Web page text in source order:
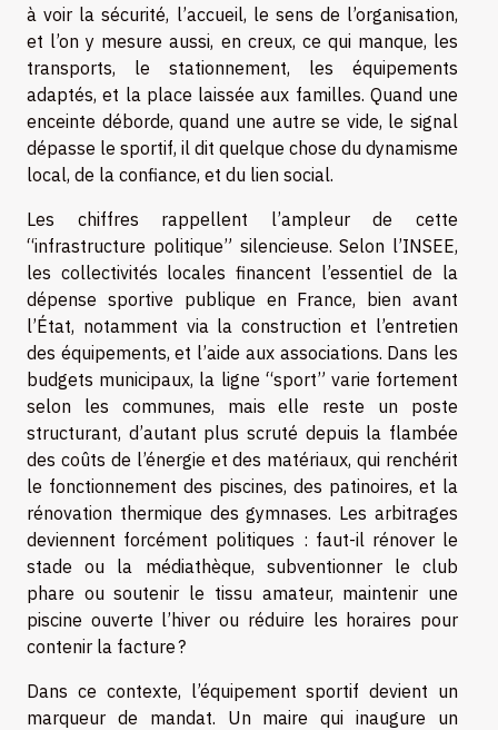
à voir la sécurité, l’accueil, le sens de l’organisation,
et l’on y mesure aussi, en creux, ce qui manque, les
transports, le stationnement, les équipements
adaptés, et la place laissée aux familles. Quand une
enceinte déborde, quand une autre se vide, le signal
dépasse le sportif, il dit quelque chose du dynamisme
local, de la confiance, et du lien social.
Les chiffres rappellent l’ampleur de cette
“infrastructure politique” silencieuse. Selon l’INSEE,
les collectivités locales financent l’essentiel de la
dépense sportive publique en France, bien avant
l’État, notamment via la construction et l’entretien
des équipements, et l’aide aux associations. Dans les
budgets municipaux, la ligne “sport” varie fortement
selon les communes, mais elle reste un poste
structurant, d’autant plus scruté depuis la flambée
des coûts de l’énergie et des matériaux, qui renchérit
le fonctionnement des piscines, des patinoires, et la
rénovation thermique des gymnases. Les arbitrages
deviennent forcément politiques : faut-il rénover le
stade ou la médiathèque, subventionner le club
phare ou soutenir le tissu amateur, maintenir une
piscine ouverte l’hiver ou réduire les horaires pour
contenir la facture ?
Dans ce contexte, l’équipement sportif devient un
marqueur de mandat. Un maire qui inaugure un